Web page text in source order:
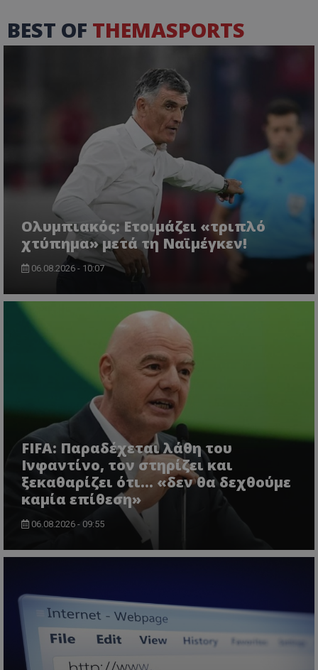
BEST OF THEMASPORTS
Ολυμπιακός: Ετοιμάζει «τριπλό
χτύπημα» μετά τη Ναϊμέγκεν!
06.08.2026 - 10:07
FIFA: Παραδέχεται λάθη του
Ινφαντίνο, τον στηρίζει και
ξεκαθαρίζει ότι... «δεν θα δεχθούμε
καμία επίθεση»
06.08.2026 - 09:55